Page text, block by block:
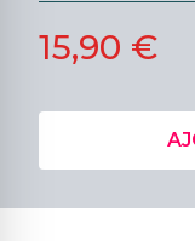
15,90 €